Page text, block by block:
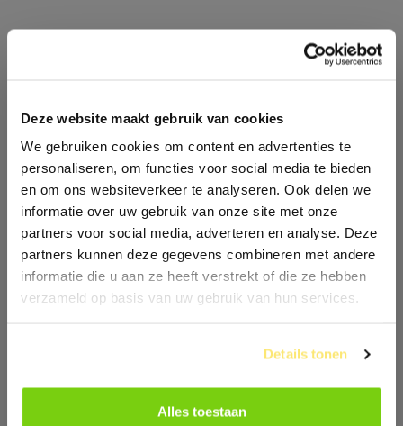
Deze website maakt gebruik van cookies
We gebruiken cookies om content en advertenties te
personaliseren, om functies voor social media te bieden
en om ons websiteverkeer te analyseren. Ook delen we
informatie over uw gebruik van onze site met onze
partners voor social media, adverteren en analyse. Deze
partners kunnen deze gegevens combineren met andere
informatie die u aan ze heeft verstrekt of die ze hebben
verzameld op basis van uw gebruik van hun services.
Details tonen
Alles toestaan
PASSIE HEBT VOOR SPORT, DAN IS DIT ECHT
Fernand , Fitnesscoach Fitnessclub Tiel